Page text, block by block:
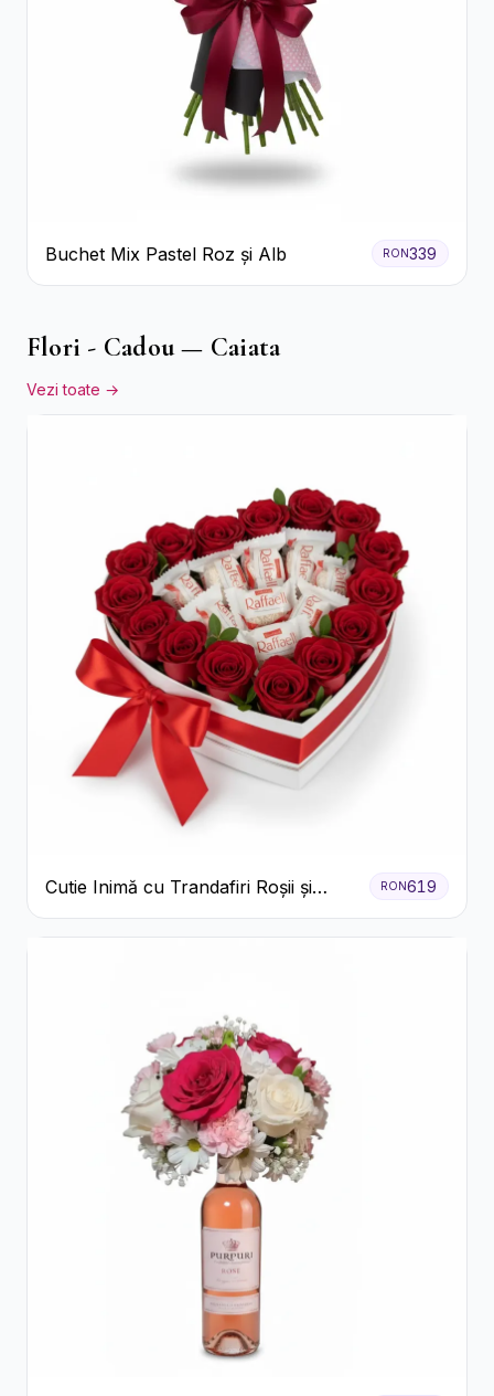
Buchet Mix Pastel Roz și Alb RON339
Flori - Cadou — Caiata
Vezi toate →
Cutie Inimă cu Trandafiri Roșii și
Bomboane Raffaello
RON619